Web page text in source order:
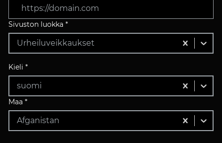
Sivuston luokka *
Urheiluveikkaukset
Kieli *
suomi
Maa *
Afganistan